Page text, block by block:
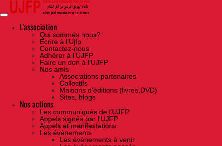
Skip
the
contentL'association
Qui sommes nous?
Ecrire à l’Ujfp
Contactez-nous
Adhérer à l’UJFP
Faire un don à l’UJFP
Nos amis
Associations partenaires
Collectifs
Maisons d’éditions (livres,DVD)
Sites, blogs
Nos actions
Les communiqués de l'UJFP
Appels signés par l'UJFP
Appels et manifestations
Les événements
Les événements à venir